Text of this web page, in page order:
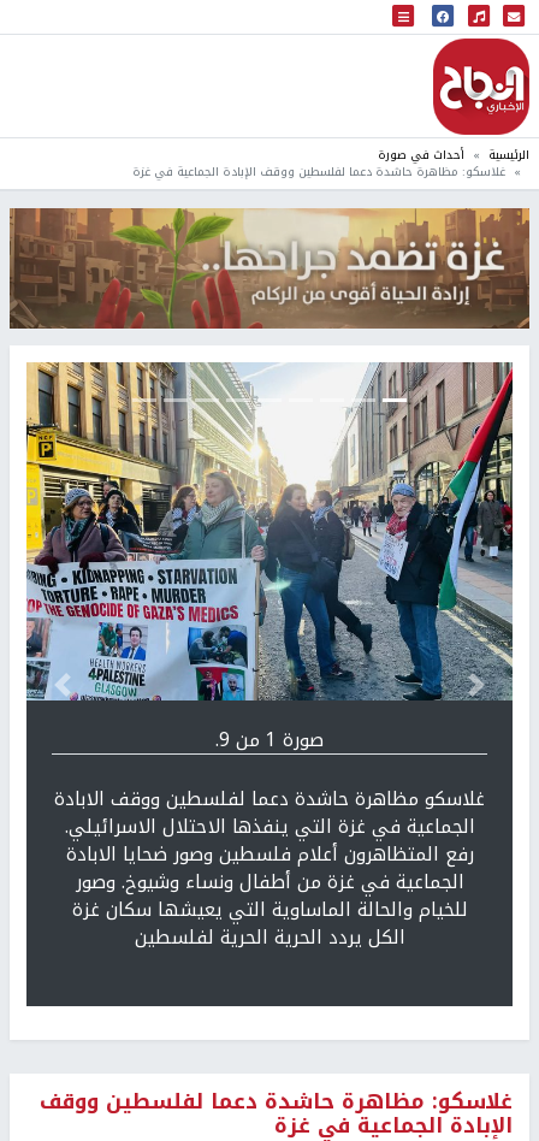
البث المباشر
إذاعة النجاح
الرئيسية أحداث في صورة
غلاسكو: مظاهرة حاشدة دعما لفلسطين ووقف الإبادة الجماعية في غزة
صورة 1 من 9.
غلاسكو مظاهرة حاشدة دعما لفلسطين ووقف الابادة
الجماعية في غزة التي ينفذها الاحتلال الاسرائيلي.
رفع المتظاهرون أعلام فلسطين وصور ضحايا الابادة
الجماعية في غزة من أطفال ونساء وشيوخ. وصور
للخيام والحالة الماساوية التي يعيشها سكان غزة
الكل يردد الحرية الحرية لفلسطين
Previous التالي
غلاسكو: مظاهرة حاشدة دعما لفلسطين ووقف
الإبادة الجماعية في غزة